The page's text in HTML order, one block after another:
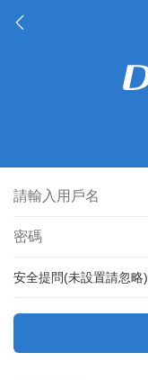
安全提問(未設置請忽略)